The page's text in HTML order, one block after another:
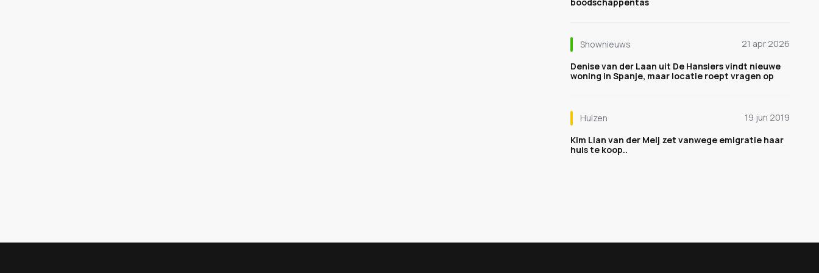
Shownieuws
21 apr 2026
Denise van der Laan uit De Hanslers vindt nieuwe
woning in Spanje, maar locatie roept vragen op
Huizen
19 jun 2019
Kim Lian van der Meij zet vanwege emigratie haar
huis te koop..